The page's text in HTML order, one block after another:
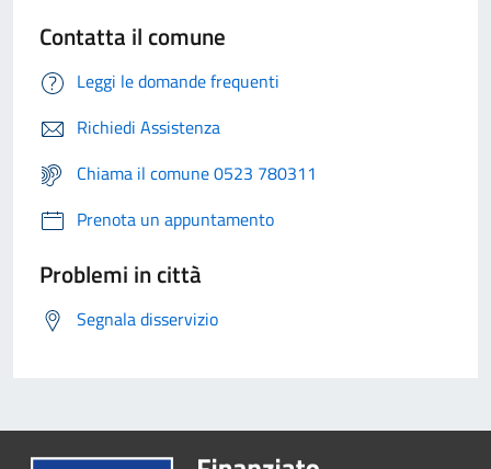
Contatta il comune
Leggi le domande frequenti
Richiedi Assistenza
Chiama il comune 0523 780311
Prenota un appuntamento
Problemi in città
Segnala disservizio